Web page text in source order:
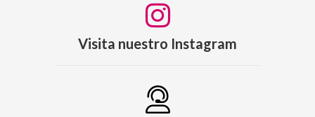
Visita nuestro Instagram